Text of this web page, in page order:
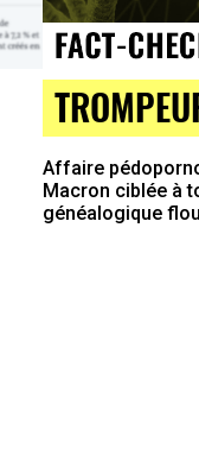
Affaire
Macron ciblée à
généalogique flou